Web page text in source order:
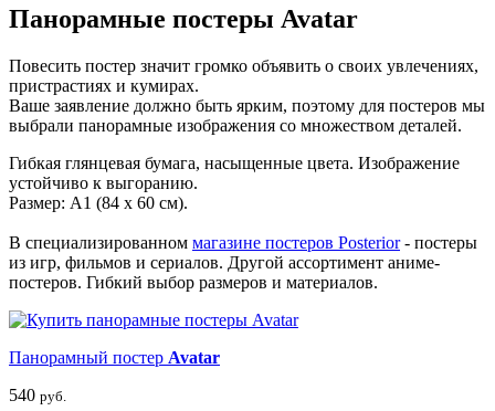
Панорамные постеры Avatar
Повесить постер значит громко объявить о своих увлечениях,
пристрастиях и кумирах.
Ваше заявление должно быть ярким, поэтому для постеров мы
выбрали панорамные изображения со множеством деталей.
Гибкая глянцевая бумага, насыщенные цвета. Изображение
устойчиво к выгоранию.
Размер: А1 (84 х 60 см).
В специализированном магазине постеров Posterior- постеры
из игр, фильмов и сериалов. Другой ассортимент аниме-
постеров. Гибкий выбор размеров и материалов.
Панорамный постер Avatar
540 руб.